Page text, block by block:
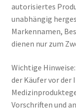
autorisiertes
unabhängig
Markennamen,
dienen nur zum
Wichtige
der Käufer vor der
Vorschriften und